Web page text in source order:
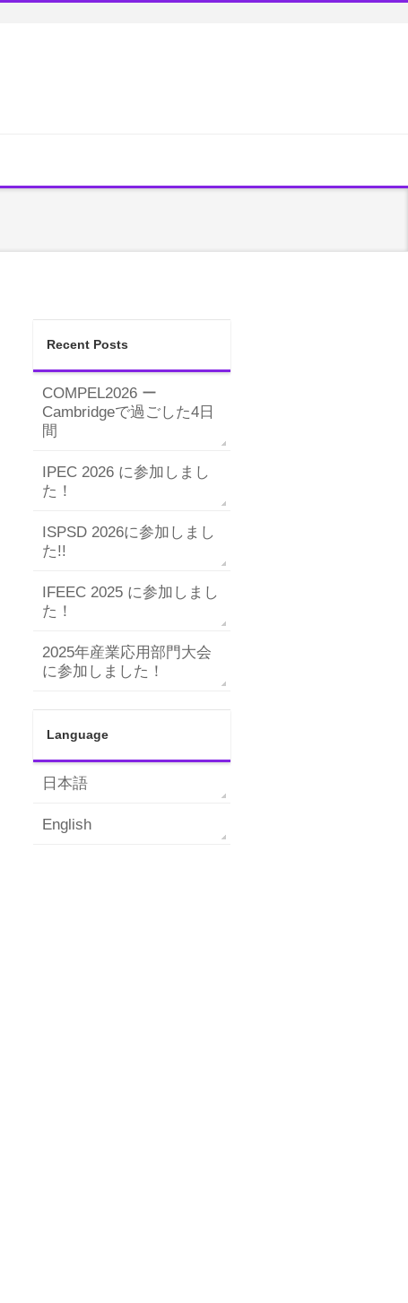
Recent Posts
COMPEL2026 ー
Cambridgeで過ごした4日
間
IPEC 2026 に参加しまし
た！
ISPSD 2026に参加しまし
た!!
IFEEC 2025 に参加しまし
た！
2025年産業応用部門大会
に参加しました！
Language
日本語
English